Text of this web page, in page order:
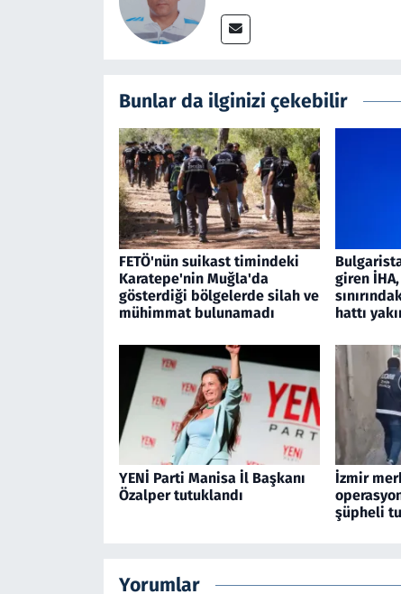
Bunlar da ilginizi çekebilir
FETÖ'nün suikast timindeki
Karatepe'nin Muğla'da
gösterdiği bölgelerde silah ve
mühimmat bulunamadı
giren
hattı
YENİ Parti Manisa İl Başkanı
Özalper tutuklandı
İzmir
şüpheli
Yorumlar